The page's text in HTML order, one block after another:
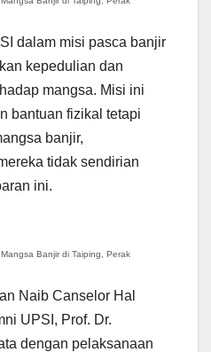
dalam misi pasca banjir
kepedulian dan
mangsa. Misi ini
bantuan fizikal tetapi
banjir,
tidak sendirian
ini.
Banjir di Taiping, Perak
Naib Canselor Hal
UPSI, Prof. Dr.
dengan pelaksanaan